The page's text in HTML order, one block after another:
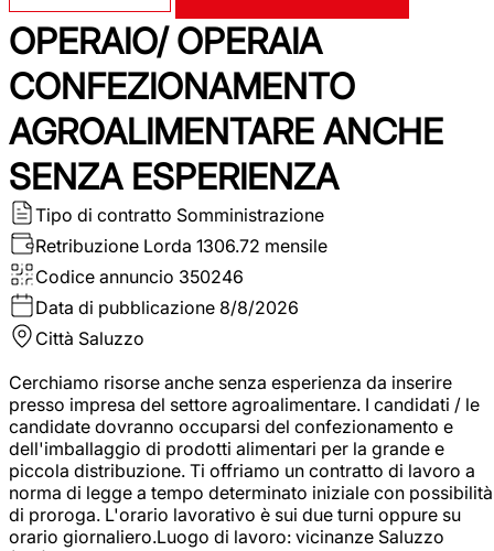
OPERAIO/ OPERAIA
CONFEZIONAMENTO
AGROALIMENTARE ANCHE
SENZA ESPERIENZA
Tipo di contratto Somministrazione
Retribuzione Lorda 1306.72 mensile
Codice annuncio 350246
Data di pubblicazione 8/8/2026
Città Saluzzo
Cerchiamo risorse anche senza esperienza da inserire
presso impresa del settore agroalimentare. I candidati / le
candidate dovranno occuparsi del confezionamento e
dell'imballaggio di prodotti alimentari per la grande e
piccola distribuzione. Ti offriamo un contratto di lavoro a
norma di legge a tempo determinato iniziale con possibilità
di proroga. L'orario lavorativo è sui due turni oppure su
orario giornaliero.Luogo di lavoro: vicinanze Saluzzo